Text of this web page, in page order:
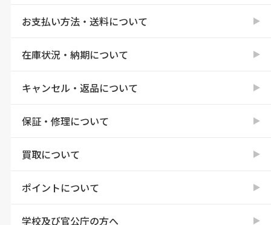
お支払い方法・送料について
在庫状況・納期について
キャンセル・返品について
保証・修理について
買取について
ポイントについて
学校及び官公庁の方へ